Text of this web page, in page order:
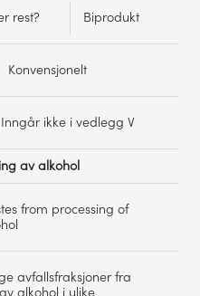
rest? Biprodukt
Konvensjonelt
Inngår ikke i vedlegg V
av alkohol
from processing of
avfallsfraksjoner fra
alkohol i ulike